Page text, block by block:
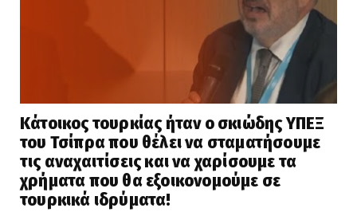
Κάτοικος τουρκίας ήταν ο σκιώδης ΥΠΕΞ
του Τσίπρα που θέλει να σταματήσουμε
τις αναχαιτίσεις και να χαρίσουμε τα
χρήματα που θα εξοικονομούμε σε
τουρκικά ιδρύματα!